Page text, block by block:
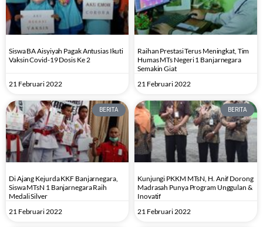
Siswa BA Aisyiyah Pagak Antusias Ikuti
Vaksin Covid-19 Dosis Ke 2
21 Februari 2022
Raihan Prestasi Terus Meningkat, Tim
Humas MTs Negeri 1 Banjarnegara
Semakin Giat
21 Februari 2022
BERITA
Di Ajang Kejurda KKF Banjarnegara,
Siswa MTsN 1 Banjarnegara Raih
Medali Silver
21 Februari 2022
BERITA
Kunjungi PKKM MTsN, H. Anif Dorong
Madrasah Punya Program Unggulan &
Inovatif
21 Februari 2022